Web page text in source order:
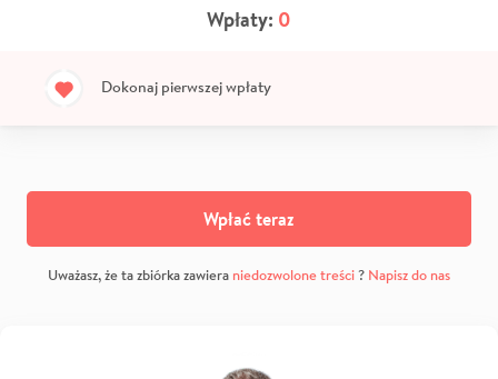
Wpłaty: 0
Dokonaj pierwszej wpłaty
Wpłać teraz
Uważasz, że ta zbiórka zawiera niedozwolone treści? Napisz do nas